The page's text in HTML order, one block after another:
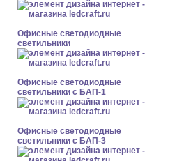
Офисные светодиодные
светильники
Офисные светодиодные
светильники с БАП-1
Офисные светодиодные
светильники с БАП-3